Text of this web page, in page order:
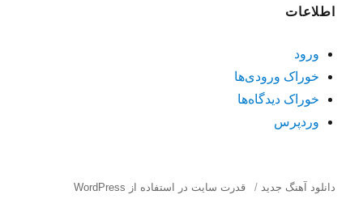
اطلاعات
ورود
خوراک ورودی‌ها
خوراک دیدگاه‌ها
وردپرس
دانلود آهنگ جدید قدرت سایت در استفاده از WordPress